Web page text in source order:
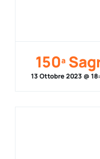
150ª
13 Ottobre 2023 @